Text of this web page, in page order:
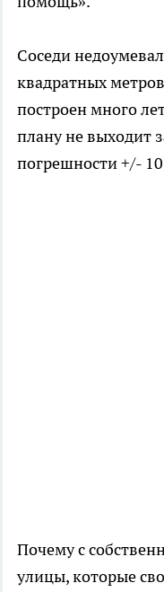
Соседи
квадратных
построен много
плану не выходит
погрешности +/-
Почему с
улицы, которые